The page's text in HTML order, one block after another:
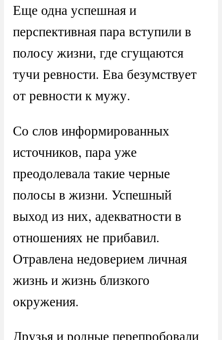
Еще одна успешная и
перспективная пара вступили в
полосу жизни, где сгущаются
тучи ревности. Ева безумствует
от ревности к мужу.
Со слов информированных
источников, пара уже
преодолевала такие черные
полосы в жизни. Успешный
выход из них, адекватности в
отношениях не прибавил.
Отравлена недоверием личная
жизнь и жизнь близкого
окружения.
Друзья и родные перепробовали